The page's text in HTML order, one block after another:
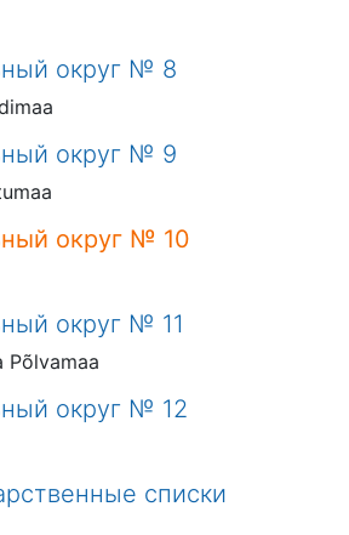
округ № 8
округ № 9
округ № 10
округ № 11
Põlvamaa
округ № 12
списки